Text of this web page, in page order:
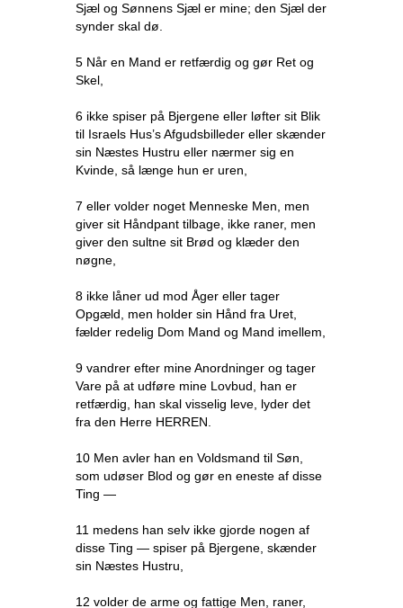
Sjæl og Sønnens Sjæl er mine; den Sjæl der
synder skal dø.
5 Når en Mand er retfærdig og gør Ret og
Skel,
6 ikke spiser på Bjergene eller løfter sit Blik
til Israels Hus’s Afgudsbilleder eller skænder
sin Næstes Hustru eller nærmer sig en
Kvinde, så længe hun er uren,
7 eller volder noget Menneske Men, men
giver sit Håndpant tilbage, ikke raner, men
giver den sultne sit Brød og klæder den
nøgne,
8 ikke låner ud mod Åger eller tager
Opgæld, men holder sin Hånd fra Uret,
fælder redelig Dom Mand og Mand imellem,
9 vandrer efter mine Anordninger og tager
Vare på at udføre mine Lovbud, han er
retfærdig, han skal visselig leve, lyder det
fra den Herre HERREN.
10 Men avler han en Voldsmand til Søn,
som udøser Blod og gør en eneste af disse
Ting —
11 medens han selv ikke gjorde nogen af
disse Ting — spiser på Bjergene, skænder
sin Næstes Hustru,
12 volder de arme og fattige Men, raner,